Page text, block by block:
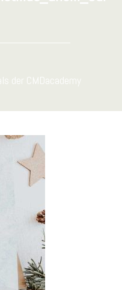
der CMDacademy